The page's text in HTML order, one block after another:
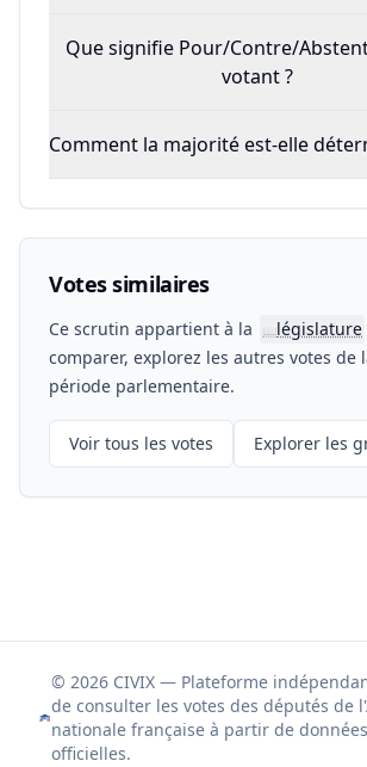
Que signifie Pour/Contre/
votant ?
Comment la majorité est-elle
Votes similaires
Ce scrutin appartient à la 📖législature
comparer, explorez les autres votes de
période parlementaire.
Voir tous les votes Explorer les
© 2026 CIVIX — Plateforme
de consulter les votes des députés de
nationale française à partir de
officielles.